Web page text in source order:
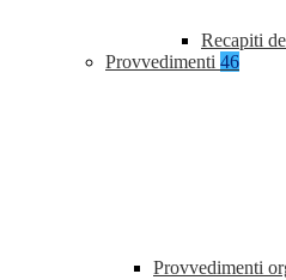
Recapiti
Provvedimenti 46
Provvedimenti